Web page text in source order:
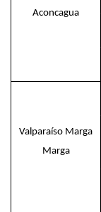
Aconcagua
Valparaíso Marga
Marga